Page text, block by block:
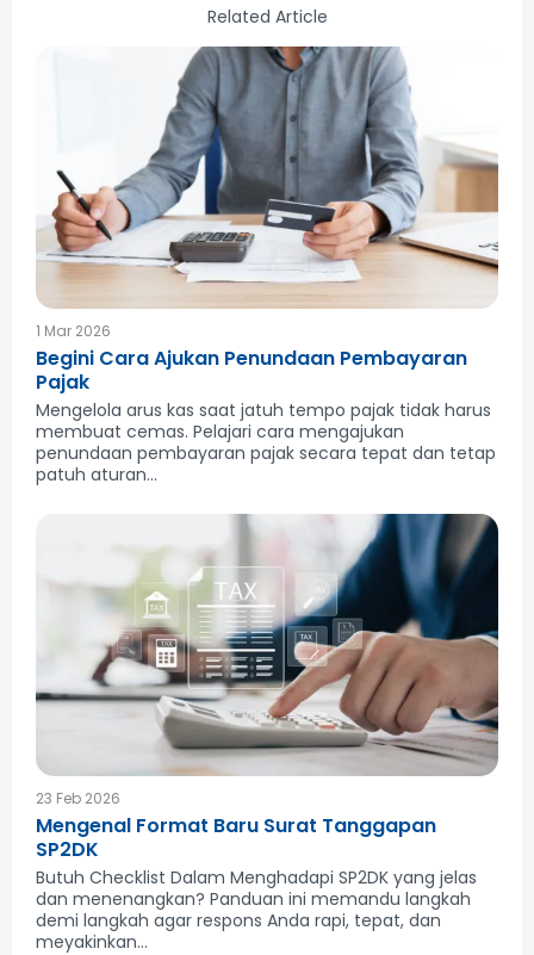
Related Article
1 Mar 2026
Begini Cara Ajukan Penundaan Pembayaran
Pajak
Mengelola arus kas saat jatuh tempo pajak tidak harus
membuat cemas. Pelajari cara mengajukan
penundaan pembayaran pajak secara tepat dan tetap
patuh aturan...
23 Feb 2026
Mengenal Format Baru Surat Tanggapan
SP2DK
Butuh Checklist Dalam Menghadapi SP2DK yang jelas
dan menenangkan? Panduan ini memandu langkah
demi langkah agar respons Anda rapi, tepat, dan
meyakinkan...